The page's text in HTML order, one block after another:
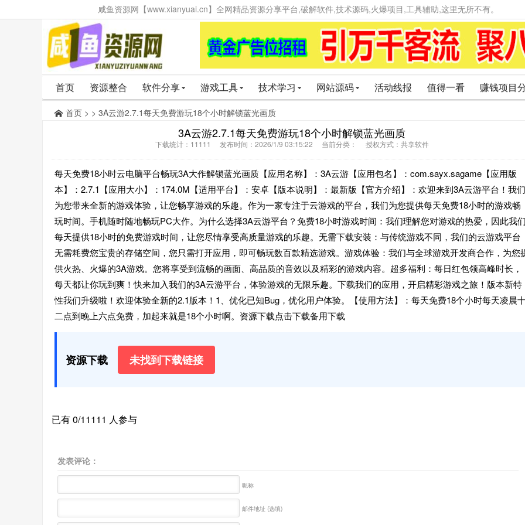
咸鱼资源网【www.xianyuai.cn】全网精品资源分享平台,破解软件,技术源码,火爆项目,工具辅助,这里无所不有。
首页 资源整合 软件分享 游戏工具 技术学习 网站源码 活动线报 值得一看 赚钱项目
首页 > > 3A云游2.7.1每天免费游玩18个小时解锁蓝光画质
3A云游2.7.1每天免费游玩18个小时解锁蓝光画质
下载统计：11111 发布时间：2026/1/9 03:15:22 当前分类： 授权方式：共享软件
每天免费18小时云电脑平台畅玩3A大作解锁蓝光画质【应用名称】：3A云游【应用包名】：com.sayx.sagame【应用版
本】：2.7.1【应用大小】：174.0M【适用平台】：安卓【版本说明】：最新版【官方介绍】：欢迎来到3A云游平台！我们
为您带来全新的游戏体验，让您畅享游戏的乐趣。作为一家专注于云游戏的平台，我们为您提供每天免费18小时的游戏畅
玩时间。手机随时随地畅玩PC大作。为什么选择3A云游平台？免费18小时游戏时间：我们理解您对游戏的热爱，因此我
每天提供18小时的免费游戏时间，让您尽情享受高质量游戏的乐趣。无需下载安装：与传统游戏不同，我们的云游戏平台
无需耗费您宝贵的存储空间，您只需打开应用，即可畅玩数百款精选游戏。游戏体验：我们与全球游戏开发商合作，为您
供火热、火爆的3A游戏。您将享受到流畅的画面、高品质的音效以及精彩的游戏内容。超多福利：每日红包领高峰时长，
每天都让你玩到爽！快来加入我们的3A云游平台，体验游戏的无限乐趣。下载我们的应用，开启精彩游戏之旅！版本新特
性我们升级啦！欢迎体验全新的2.1版本！1、优化已知Bug，优化用户体验。【使用方法】：每天免费18个小时每天凌晨
二点到晚上六点免费，加起来就是18个小时啊。资源下载点击下载备用下载
资源下载 未找到下载链接
已有 0/11111 人参与
发表评论：
昵称
邮件地址 (选填)